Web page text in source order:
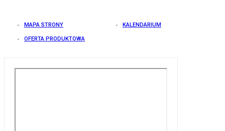
MAPA STRONY KALENDARIUM
OFERTA PRODUKTOWA